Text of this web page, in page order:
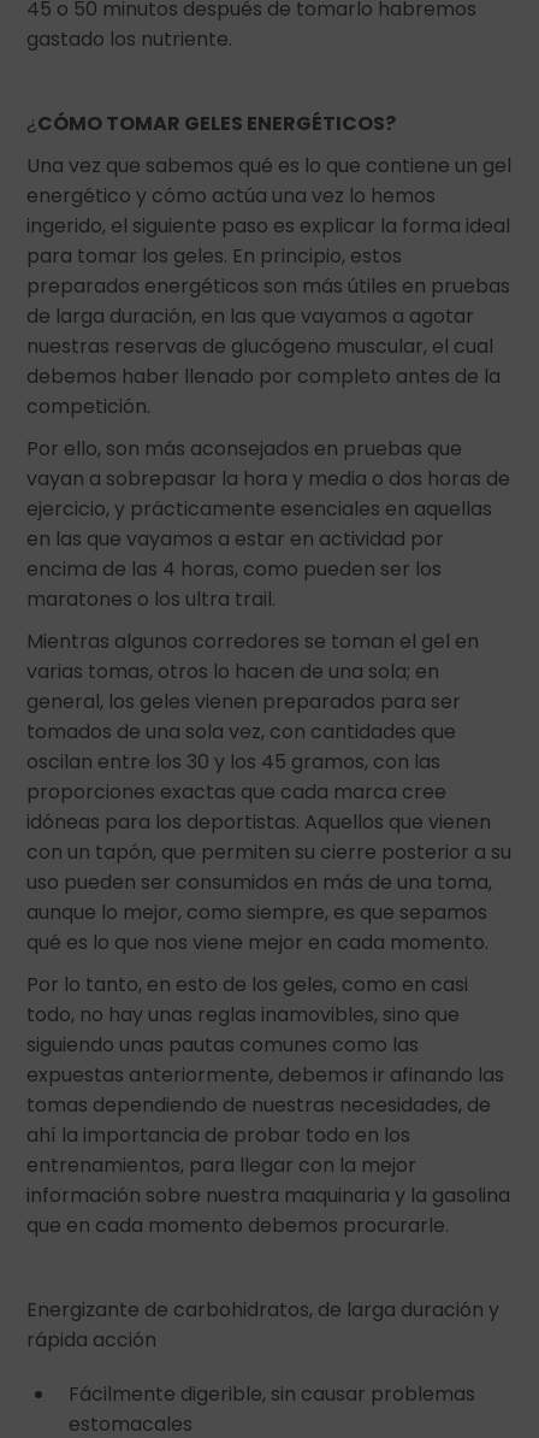
45 o 50 minutos después de tomarlo habremos
gastado los nutriente.
¿CÓMO TOMAR GELES ENERGÉTICOS?
Una vez que sabemos qué es lo que contiene un gel
energético y cómo actúa una vez lo hemos
ingerido, el siguiente paso es explicar la forma ideal
para tomar los geles. En principio, estos
preparados energéticos son más útiles en pruebas
de larga duración, en las que vayamos a agotar
nuestras reservas de glucógeno muscular, el cual
debemos haber llenado por completo antes de la
competición.
Por ello, son más aconsejados en pruebas que
vayan a sobrepasar la hora y media o dos horas de
ejercicio, y prácticamente esenciales en aquellas
en las que vayamos a estar en actividad por
encima de las 4 horas, como pueden ser los
maratones o los ultra trail.
Mientras algunos corredores se toman el gel en
varias tomas, otros lo hacen de una sola; en
general, los geles vienen preparados para ser
tomados de una sola vez, con cantidades que
oscilan entre los 30 y los 45 gramos, con las
proporciones exactas que cada marca cree
idóneas para los deportistas. Aquellos que vienen
con un tapón, que permiten su cierre posterior a su
uso pueden ser consumidos en más de una toma,
aunque lo mejor, como siempre, es que sepamos
qué es lo que nos viene mejor en cada momento.
Por lo tanto, en esto de los geles, como en casi
todo, no hay unas reglas inamovibles, sino que
siguiendo unas pautas comunes como las
expuestas anteriormente, debemos ir afinando las
tomas dependiendo de nuestras necesidades, de
ahí la importancia de probar todo en los
entrenamientos, para llegar con la mejor
información sobre nuestra maquinaria y la gasolina
que en cada momento debemos procurarle.
Energizante de carbohidratos, de larga duración y
rápida acción
Fácilmente digerible, sin causar problemas
estomacales